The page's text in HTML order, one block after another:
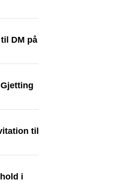
DM på
til
i